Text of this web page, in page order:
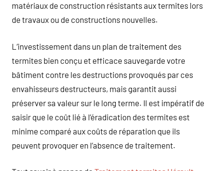
matériaux de construction résistants aux termites lors
de travaux ou de constructions nouvelles.
L’investissement dans un plan de traitement des
termites bien conçu et efficace sauvegarde votre
bâtiment contre les destructions provoqués par ces
envahisseurs destructeurs, mais garantit aussi
préserver sa valeur sur le long terme. Il est impératif de
saisir que le coût lié à l’éradication des termites est
minime comparé aux coûts de réparation que ils
peuvent provoquer en l’absence de traitement.